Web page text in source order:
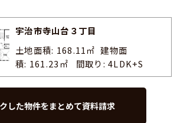
宇治市寺山台３丁目
土地面積: 168.11㎡建物面
積: 161.23㎡ 間取り: 4LDK+S